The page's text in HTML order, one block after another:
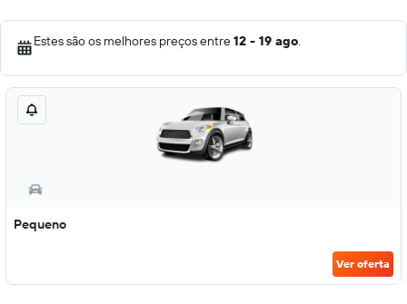
Estes são os melhores preços entre12 - 19 ago.
Pequeno
Ver oferta